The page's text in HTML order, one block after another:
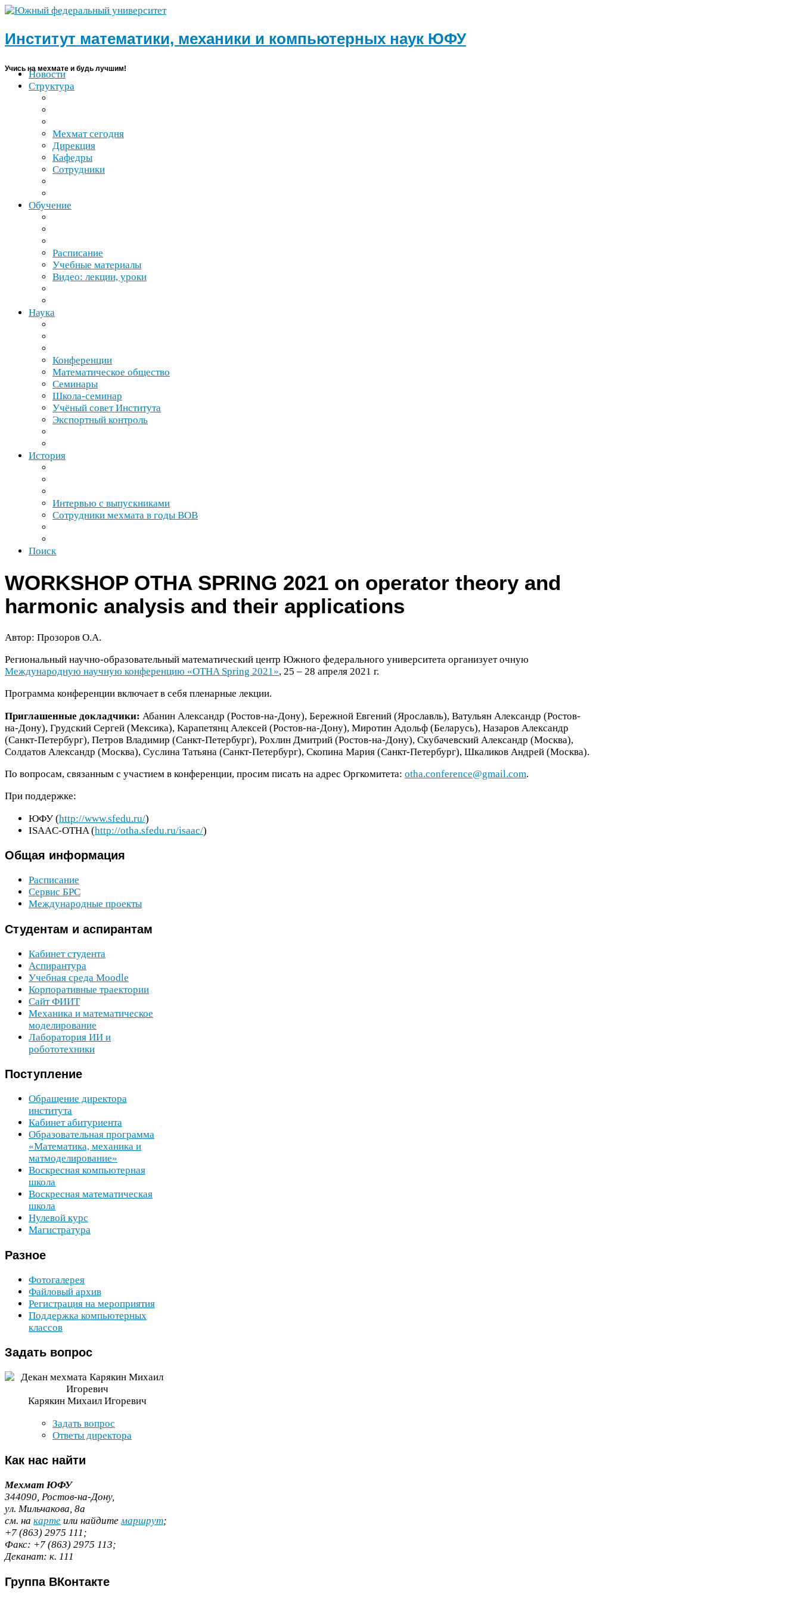
Институт математики, механики и компьютерных наук ЮФУ
Учись на мехмате и будь лучшим!
Новости
Структура
Мехмат сегодня
Дирекция
Кафедры
Сотрудники
Обучение
Расписание
Учебные материалы
Видео: лекции, уроки
Наука
Конференции
Математическое общество
Семинары
Школа-​семинар
Учёный совет Института
Экспортный контроль
История
Интервью с выпускниками
Сотрудники мехмата в годы ВОВ
Поиск
WORK­SHOP OTHA SPRING 2021 on oper­a­tor the­ory and
har­monic analy­sis and their applications
Автор: Прозоров О.А.
Региональный научно-​образовательный математический центр Южного федерального университета организует очную
Международную научную конференцию «OTHASpring 2021», 25 – 28 апреля 2021 г.
Программа конференции включает в себя пленарные лекции.
Приглашенные докладчики: Абанин Александр (Ростов-​на-​Дону), Бережной Евгений (Ярославль), Ватульян Александр (Ростов-​
на-​Дону), Грудский Сергей (Мексика), Карапетянц Алексей (Ростов-​на-​Дону), Миротин Адольф (Беларусь), Назаров Александр
(Санкт-​Петербург), Петров Владимир (Санкт-​Петербург), Рохлин Дмитрий (Ростов-​на-​Дону), Скубачевский Александр (Москва),
Солдатов Александр (Москва), Суслина Татьяна (Санкт-​Петербург), Скопина Мария (Санкт-​Петербург), Шкаликов Андрей (Москва).
По вопросам, связанным с участием в конференции, просим писать на адрес Оргкомитета: otha.conference@gmail.com.
При поддержке:
ЮФУ (http://​www​.sfedu​.ru/)
ISAAC-​OTHA (http://​otha​.sfedu​.ru/​i​s​a​a​c​/)
Общая информация
Расписание
Сервис БРС
Международные проекты
Студентам и аспирантам
Кабинет студента
Аспирантура
Учебная среда Moodle
Корпоративные траектории
СайтФИИТ
Механика и математическое
моделирование
Лаборатория ИИ и
робототехники
Поступление
Обращение директора
института
Кабинет абитуриента
Образовательная программа
«Математика, механика и
матмоделирование»
Воскресная компьютерная
школа
Воскресная математическая
школа
Нулевой курс
Магистратура
Разное
Фотогалерея
Файловый архив
Регистрация на мероприятия
Поддержка компьютерных
классов
Задать вопрос
Карякин Михаил Игоревич
Задать вопрос
Ответы директора
Как нас найти
Мехмат ЮФУ
344090, Ростов-​на-​Дону,
ул. Мильчакова, 8а
cм. на карте или найдитемаршрут;
+7 (863) 2975 111;
Факс: +7 (863) 2975 113;
Деканат: к. 111
ГруппаВКонтакте